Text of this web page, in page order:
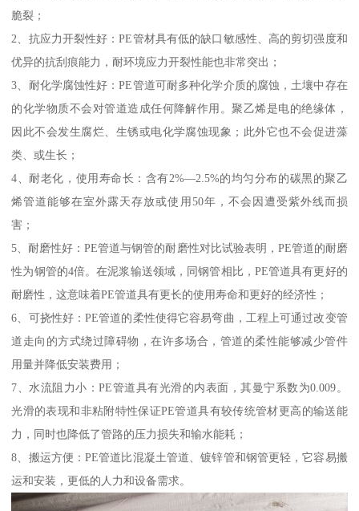
脆裂；
2、抗应力开裂性好：PE管材具有低的缺口敏感性、高的剪切强度和
优异的抗刮痕能力，耐环境应力开裂性能也非常突出；
3、耐化学腐蚀性好：PE管道可耐多种化学介质的腐蚀，土壤中存在
的化学物质不会对管道造成任何降解作用。聚乙烯是电的绝缘体，
因此不会发生腐烂、生锈或电化学腐蚀现象；此外它也不会促进藻
类、或生长；
4、耐老化，使用寿命长：含有2%—2.5%的均匀分布的碳黑的聚乙
烯管道能够在室外露天存放或使用50年，不会因遭受紫外线而损
害；
5、耐磨性好：PE管道与钢管的耐磨性对比试验表明，PE管道的耐磨
性为钢管的4倍。在泥浆输送领域，同钢管相比，PE管道具有更好的
耐磨性，这意味着PE管道具有更长的使用寿命和更好的经济性；
6、可挠性好：PE管道的柔性使得它容易弯曲，工程上可通过改变管
道走向的方式绕过障碍物，在许多场合，管道的柔性能够减少管件
用量并降低安装费用；
7、水流阻力小：PE管道具有光滑的内表面，其曼宁系数为0.009。
光滑的表现和非粘附特性保证PE管道具有较传统管材更高的输送能
力，同时也降低了管路的压力损失和输水能耗；
8、搬运方便：PE管道比混凝土管道、镀锌管和钢管更轻，它容易搬
运和安装，更低的人力和设备需求。